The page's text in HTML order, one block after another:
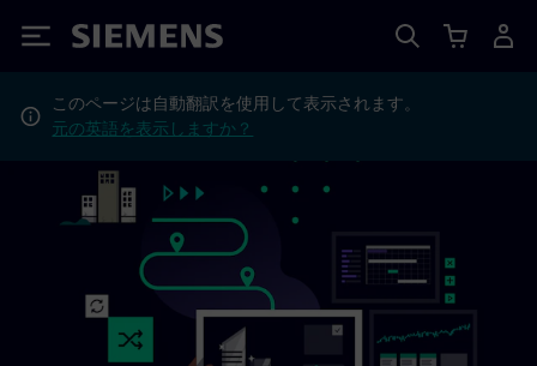
Siemens
このページは自動翻訳を使用して表示されます。
元の英語を表示しますか？